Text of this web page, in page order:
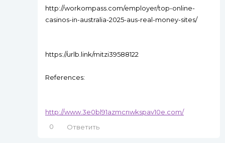
http://workompass.com/employer/top-online-
casinos-in-australia-2025-aus-real-money-sites/
https://urlb.link/mitzi39588122
References:
http://www.3e0bl91azmcnwkspav10e.com/
0
Ответить